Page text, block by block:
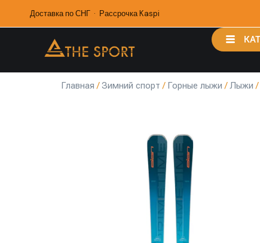
Доставка по СНГ · Рассрочка Kaspi
Главная /Зимний спорт / Горные лыжи /Лыжи /